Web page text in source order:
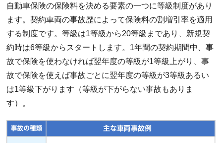
自動車保険の保険料を決める要素の一つに等級制度があり
ます。契約車両の事故歴によって保険料の割増引率を適用
する制度です。等級は1等級から20等級まであり、新規契
約時は6等級からスタートします。1年間の契約期間中、事
故で保険を使わなければ翌年度の等級が1等級上がり、事
故で保険を使えば事故ごとに翌年度の等級が3等級あるい
は1等級下がります（等級が下がらない事故もありま
す）。